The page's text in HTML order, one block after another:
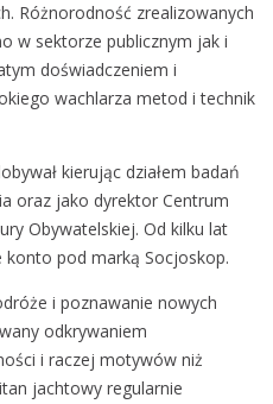
Różnorodność zrealizowanych
w sektorze publicznym jak i
doświadczeniem i
wachlarza metod i technik
kierując działem badań
oraz jako dyrektor Centrum
Obywatelskiej. Od kilku lat
konto pod marką Socjoskop.
i poznawanie nowych
odkrywaniem
i raczej motywów niż
jachtowy regularnie